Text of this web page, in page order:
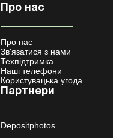
Про нас
Про нас
Зв'язатися з нами
Техпідтримка
Наші телефони
Користувацька угода
Партнери
Depositphotos